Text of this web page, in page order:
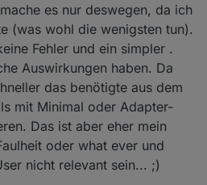
es nur deswegen, da ich
(was wohl die wenigsten tun).
Fehler und ein simpler .
Auswirkungen haben. Da
das benötigte aus dem
mit Minimal oder Adapter-
Das ist aber eher mein
oder what ever und
nicht relevant sein... ;)